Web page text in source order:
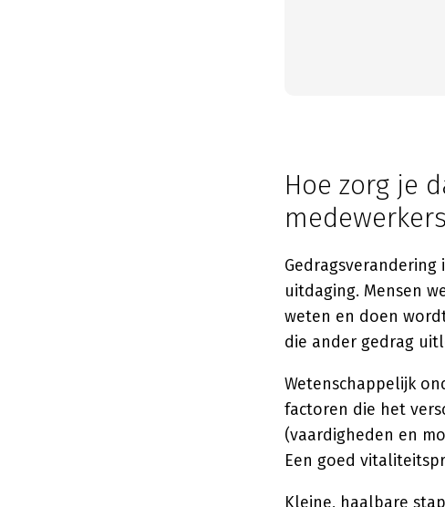
Hoe zorg je
uitdaging. Mensen
weten en doen
die ander gedrag
Wetenschappelijk
factoren die het
(vaardigheden en
Een goed
Kleine, haalbare